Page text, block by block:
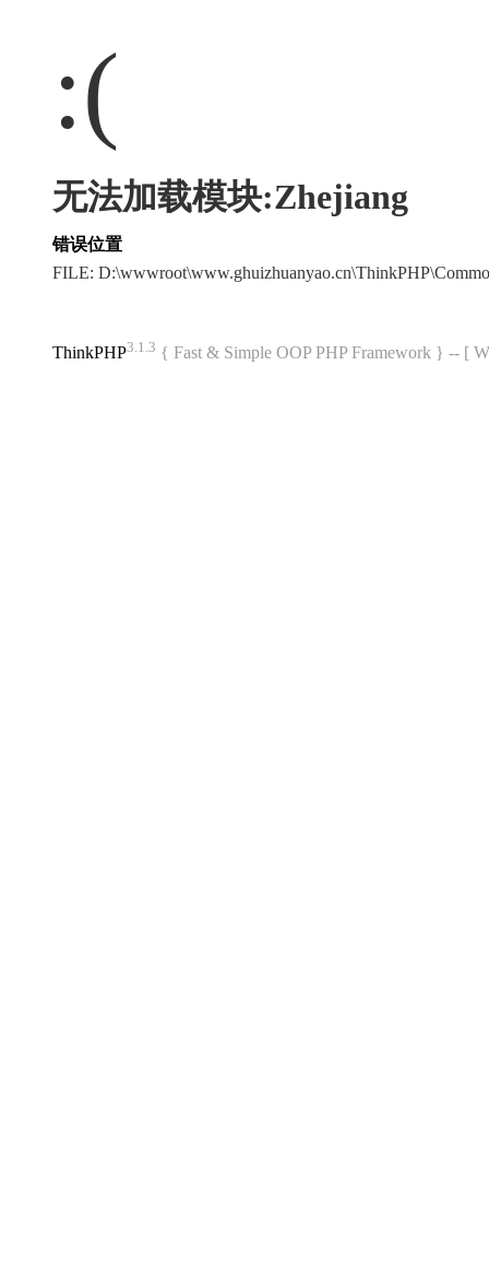
:(
无法加载模块:Zhejiang
错误位置
FILE:
ThinkPHP3.1.3 { Fast & Simple OOP PHP Framework } -- [